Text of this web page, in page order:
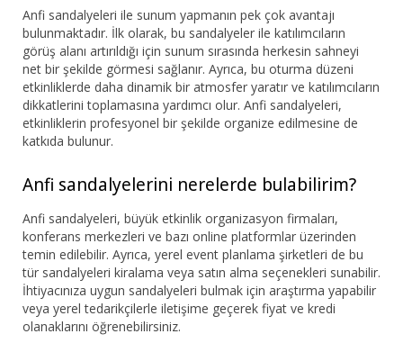
Anfi sandalyeleri ile sunum yapmanın pek çok avantajı
bulunmaktadır. İlk olarak, bu sandalyeler ile katılımcıların
görüş alanı artırıldığı için sunum sırasında herkesin sahneyi
net bir şekilde görmesi sağlanır. Ayrıca, bu oturma düzeni
etkinliklerde daha dinamik bir atmosfer yaratır ve katılımcıların
dikkatlerini toplamasına yardımcı olur. Anfi sandalyeleri,
etkinliklerin profesyonel bir şekilde organize edilmesine de
katkıda bulunur.
Anfi sandalyelerini nerelerde bulabilirim?
Anfi sandalyeleri, büyük etkinlik organizasyon firmaları,
konferans merkezleri ve bazı online platformlar üzerinden
temin edilebilir. Ayrıca, yerel event planlama şirketleri de bu
tür sandalyeleri kiralama veya satın alma seçenekleri sunabilir.
İhtiyacınıza uygun sandalyeleri bulmak için araştırma yapabilir
veya yerel tedarikçilerle iletişime geçerek fiyat ve kredi
olanaklarını öğrenebilirsiniz.